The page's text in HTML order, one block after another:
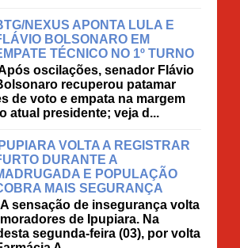
NEXUS APONTA LULA E
BOLSONARO EM
TÉCNICO NO 1º TURNO
oscilações, senador Flávio
recuperou patamar
de voto e empata na margem
atual presidente; veja d...
IPUPIARA VOLTA A REGISTRAR
DURANTE A
E POPULAÇÃO
MAIS SEGURANÇA
A sensação de insegurança volta
de Ipupiara. Na
segunda-feira (03), por volta